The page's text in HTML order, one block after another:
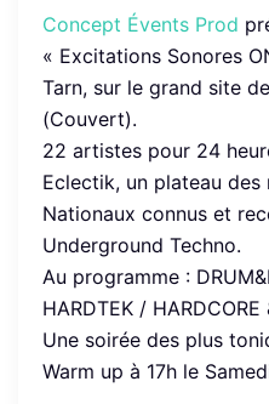
Concept Évents Prod
« Excitations Sonores
Tarn, sur le grand site
(Couvert).
22 artistes pour 24
Eclectik, un plateau
Nationaux connus et
Underground Techno.
Au programme :
HARDTEK / HARDCORE
Une soirée des plus
Warm up à 17h le